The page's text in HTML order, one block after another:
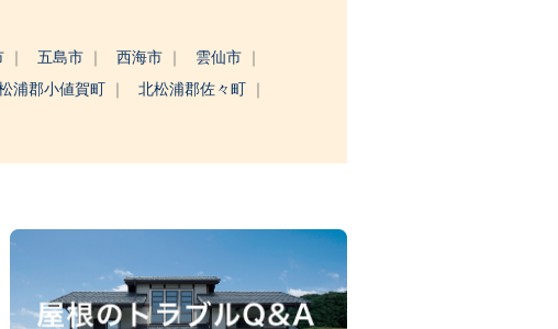
五島市 西海市
雲仙市
浦郡小値賀町
北松浦郡佐々町